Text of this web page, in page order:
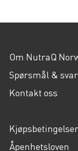
Om NutraQ
Spørsmål & svar
Kontakt oss
Kjøpsbetingelser
Åpenhetsloven